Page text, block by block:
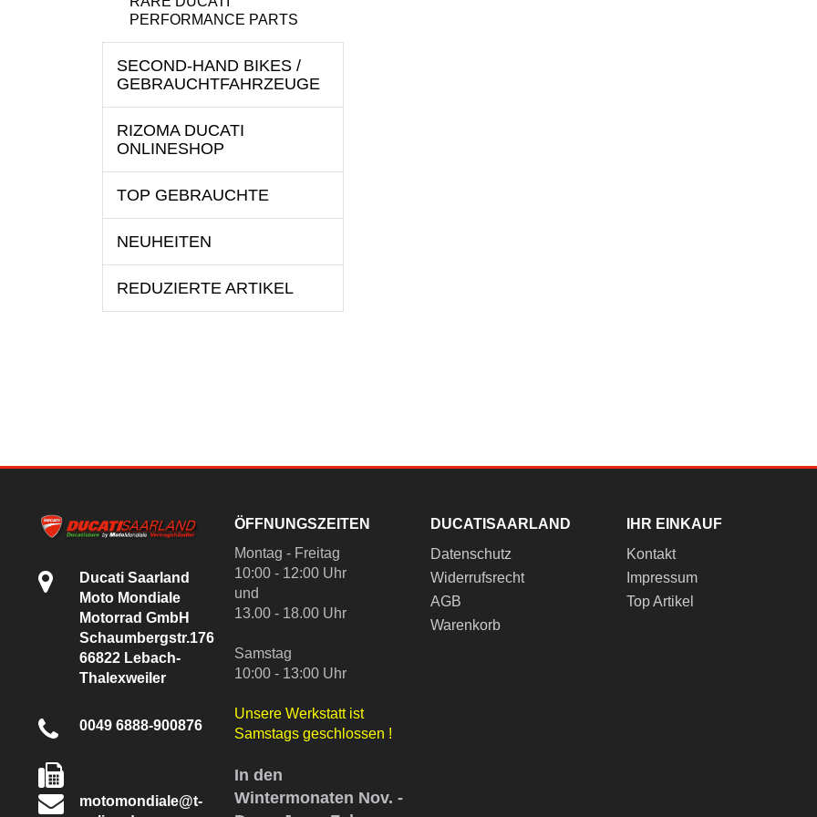
PERFORMANCE PARTS
SECOND-HAND BIKES /
GEBRAUCHTFAHRZEUGE
RIZOMA DUCATI
ONLINESHOP
TOP GEBRAUCHTE
NEUHEITEN
REDUZIERTE ARTIKEL
Ducati Saarland
Moto Mondiale
Motorrad GmbH
Schaumbergstr.176
66822 Lebach-
Thalexweiler
0049 6888-900876
motomondiale@t-
ÖFFNUNGSZEITEN
Montag - Freitag
10:00 - 12:00 Uhr
und
13.00 - 18.00 Uhr
Samstag
10:00 - 13:00 Uhr
Unsere Werkstatt ist
Samstags geschlossen !
In den
Wintermonaten Nov. -
DUCATISAARLAND
Datenschutz
Widerrufsrecht
AGB
Warenkorb
IHR EINKAUF
Kontakt
Impressum
Top Artikel